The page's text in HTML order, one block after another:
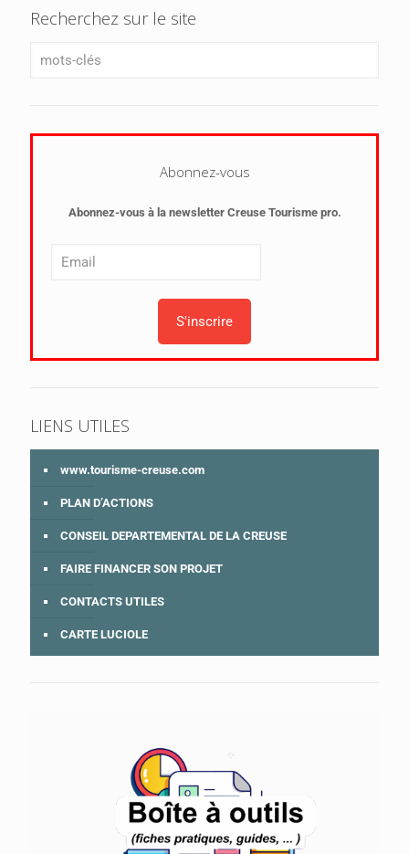
Recherchez sur le site
Abonnez-vous
Abonnez-vous à la newsletter Creuse Tourisme pro.
LIENS UTILES
www.tourisme-creuse.com
PLAN D’ACTIONS
CONSEIL DEPARTEMENTAL DE LA CREUSE
FAIRE FINANCER SON PROJET
CONTACTS UTILES
CARTE LUCIOLE